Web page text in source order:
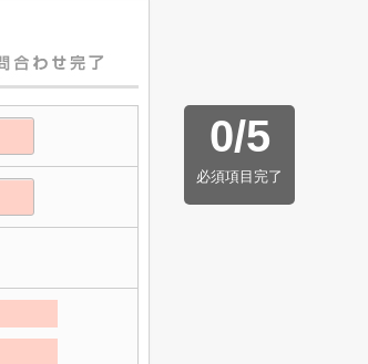
0/5
必須項目完了